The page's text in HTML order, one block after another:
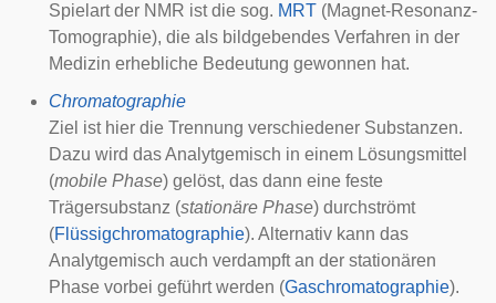
Spielart der NMR ist die sog. MRT (Magnet-Resonanz-
Tomographie), die als bildgebendes Verfahren in der
Medizin erhebliche Bedeutung gewonnen hat.
Chromatographie
Ziel ist hier die Trennung verschiedener Substanzen.
Dazu wird das Analytgemisch in einem Lösungsmittel
(mobile Phase) gelöst, das dann eine feste
Trägersubstanz (stationäre Phase) durchströmt
(Flüssigchromatographie). Alternativ kann das
Analytgemisch auch verdampft an der stationären
Phase vorbei geführt werden (Gaschromatographie).